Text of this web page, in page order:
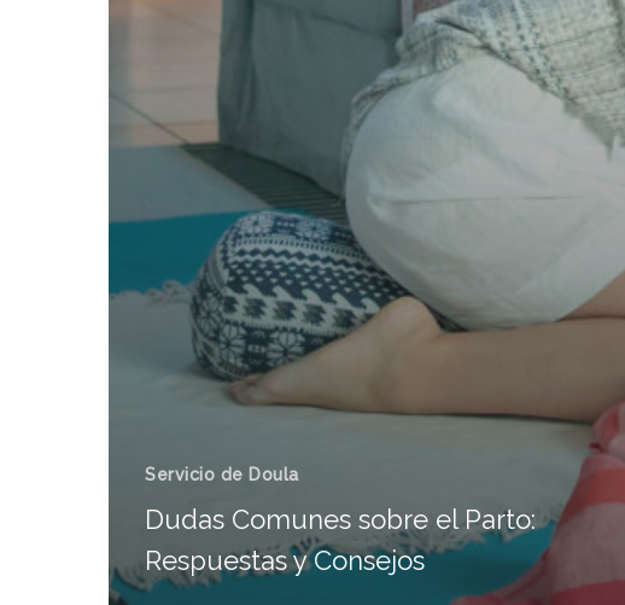
Servicio de Doula
Dudas Comunes sobre el Parto:
Respuestas y Consejos